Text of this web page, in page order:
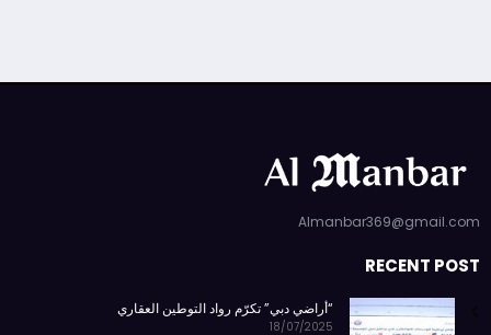
Almanbar369@gmail.com
RECENT POST
“أراضي دبي” تكرّم رواد التوطين العقاري
18/07/2025